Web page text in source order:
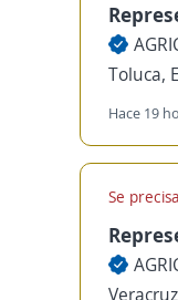
Toluca,
Hace 19
Se